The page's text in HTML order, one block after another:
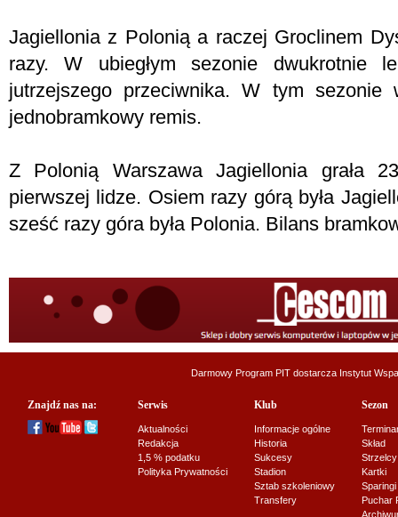
Jagiellonia z Polonią a raczej Groclinem
razy. W ubiegłym sezonie dwukrotnie
jutrzejszego przeciwnika. W tym sezonie
jednobramkowy remis.
Z Polonią Warszawa Jagiellonia grała
pierwszej lidze. Osiem razy górą była
sześć razy góra była Polonia. Bilans
Darmowy Program PIT dostarcza Instytut
Znajdź nas na: Serwis
Aktualności
Redakcja
1,5 % podatku
Polityka Prywatności
Klub
Informacje ogólne
Historia
Sukcesy
Stadion
Sztab szkoleniowy
Transfery
Sezon
Skład
Strzelcy
Kartki
Sparingi
Puchar